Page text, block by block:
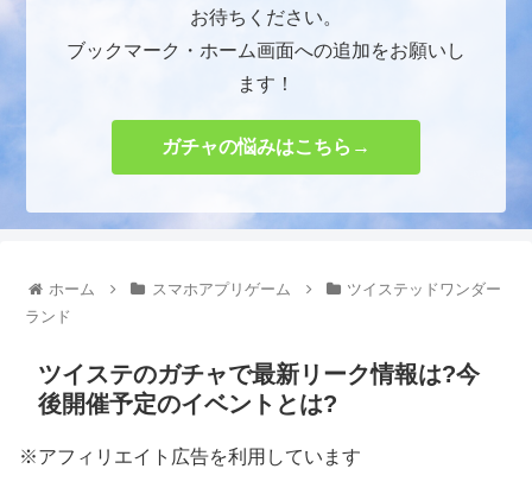
お待ちください。
ブックマーク・ホーム画面への追加をお願いし
ます！
ガチャの悩みはこちら→
ホーム スマホアプリゲーム
ツイステッドワンダー
ランド
ツイステのガチャで最新リーク情報は?今
後開催予定のイベントとは?
※アフィリエイト広告を利用しています